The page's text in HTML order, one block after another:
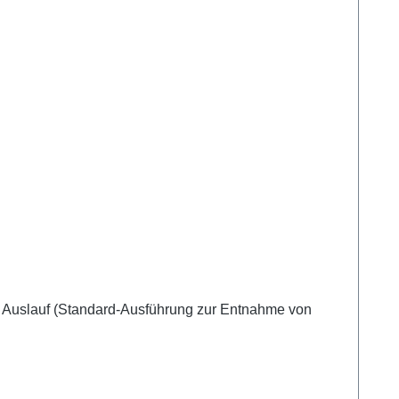
(Standard-Ausführung zur Entnahme von